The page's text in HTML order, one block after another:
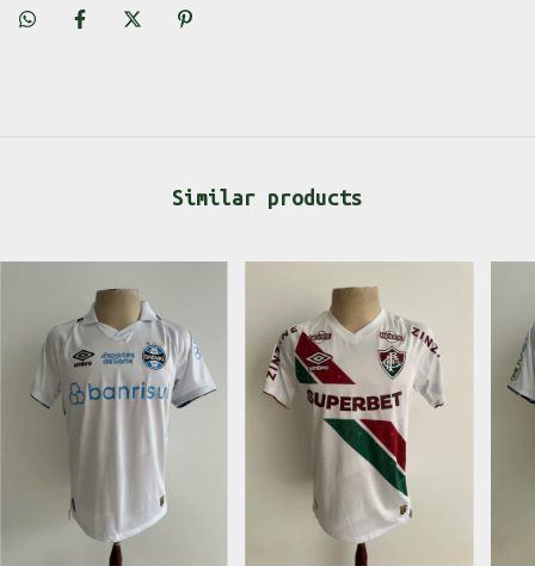
Similar products